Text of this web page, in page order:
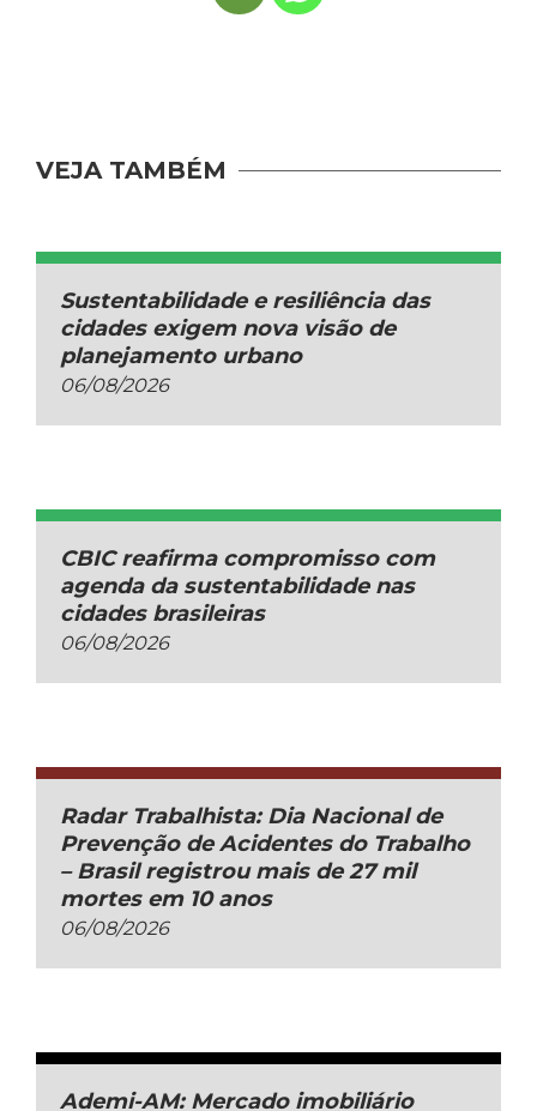
VEJA TAMBÉM
Sustentabilidade e resiliência das
cidades exigem nova visão de
planejamento urbano
06/08/2026
CBIC reafirma compromisso com
agenda da sustentabilidade nas
cidades brasileiras
06/08/2026
Radar Trabalhista: Dia Nacional de
Prevenção de Acidentes do Trabalho
– Brasil registrou mais de 27 mil
mortes em 10 anos
06/08/2026
Ademi-AM: Mercado imobiliário